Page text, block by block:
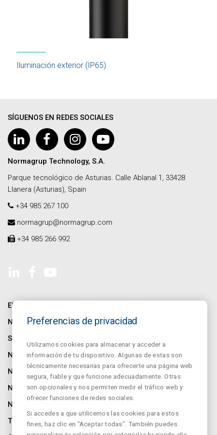
Iluminación exterior (IP65)
SÍGUENOS EN REDES SOCIALES
Normagrup Technology, S.A.
Parque tecnológico de Asturias. Calle Ablanal 1, 33428
Llanera (Asturias), Spain
+34 985 267 100
normagrup@normagrup.com
+34 985 266 992
EMPRESA
NORMALINK
SALUZ
NORMALUX
NORMALIT
NORMADET
NORCLINIC
TEKLIT
Preferencias de privacidad
Utilizamos cookies para almacenar y acceder a
información de tu dispositivo. Algunas de estas son
técnicamente necesarias para ofrecerte una página web
segura, fiable y que funcione adecuadamente. Otras
son opcionales y nos permiten medir el tráfico web y
ofrecer funciones de redes sociales.
Si accedes a que utilicemos las cookies para estos
fines, haz clic en "Aceptar todas". También puedes